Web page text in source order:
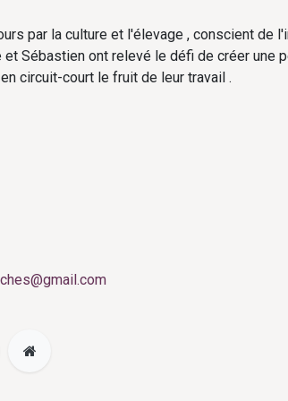
par la culture et l'élevage , conscient de
et Sébastien ont relevé le défi de créer une
circuit-court le fruit de leur travail .